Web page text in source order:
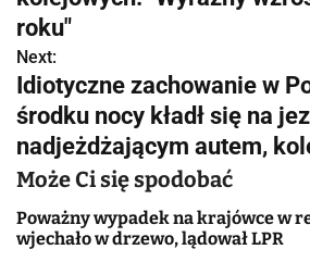
i
g
a
c
j
a
roku"
Next:
Idiotyczne zachowanie w
środku nocy kładł się na
nadjeżdżającym autem,
Może Ci się spodobać
Poważny wypadek na krajówce w
wjechało w drzewo, lądował LPR